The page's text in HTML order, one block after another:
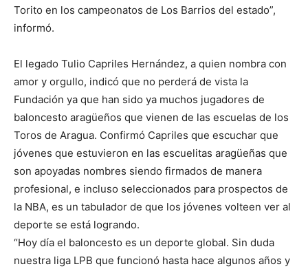
Torito en los campeonatos de Los Barrios del estado”,
informó.
El legado Tulio Capriles Hernández, a quien nombra con
amor y orgullo, indicó que no perderá de vista la
Fundación ya que han sido ya muchos jugadores de
baloncesto aragüeños que vienen de las escuelas de los
Toros de Aragua. Confirmó Capriles que escuchar que
jóvenes que estuvieron en las escuelitas aragüeñas que
son apoyadas nombres siendo firmados de manera
profesional, e incluso seleccionados para prospectos de
la NBA, es un tabulador de que los jóvenes volteen ver al
deporte se está logrando.
“Hoy día el baloncesto es un deporte global. Sin duda
nuestra liga LPB que funcionó hasta hace algunos años y